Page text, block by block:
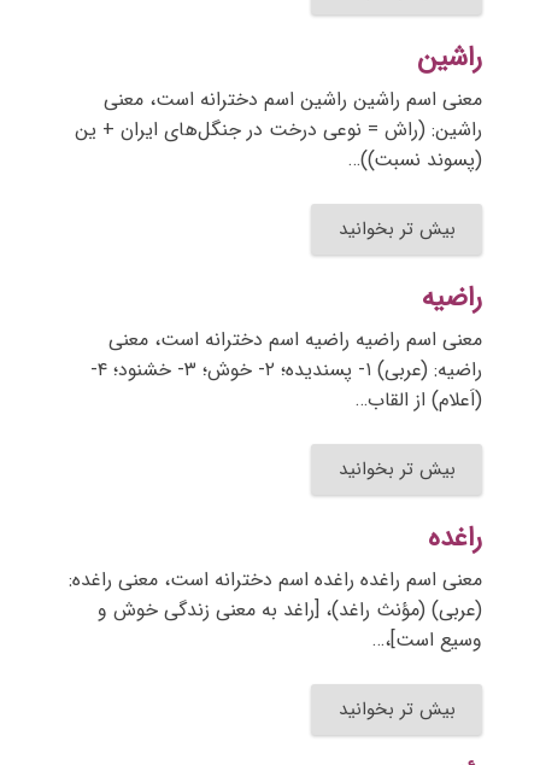
راشین
معنی اسم راشین راشین اسم دخترانه است، معنی
راشین: (راش = نوعی درخت در جنگل‌های ایران + ین
(پسوند نسبت))…
بیش تر بخوانید
راضیه
معنی اسم راضیه راضیه اسم دخترانه است، معنی
راضیه: (عربی) ۱- پسندیده؛ ۲- خوش؛ ۳- خشنود؛ ۴-
(اَعلام) از القاب…
بیش تر بخوانید
راغده
معنی اسم راغده راغده اسم دخترانه است، معنی راغده:
(عربی) (مؤنث راغد)، [راغد به معنی زندگی خوش و
وسیع است]،…
بیش تر بخوانید